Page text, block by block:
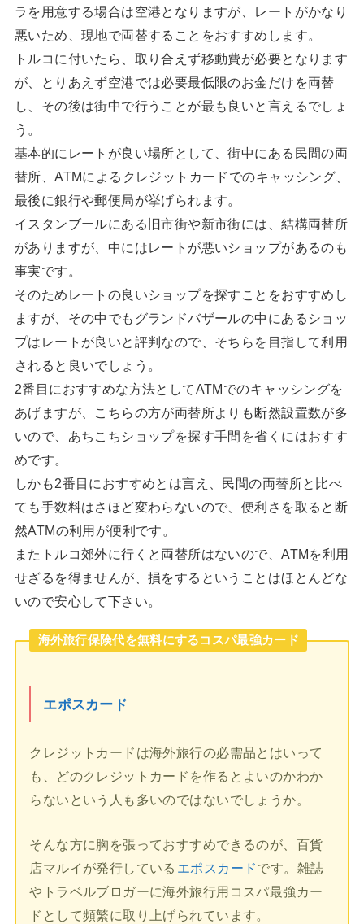
ラを用意する場合は空港となりますが、レートがかなり
悪いため、現地で両替することをおすすめします。
トルコに付いたら、取り合えず移動費が必要となります
が、とりあえず空港では必要最低限のお金だけを両替
し、その後は街中で行うことが最も良いと言えるでしょ
う。
基本的にレートが良い場所として、街中にある民間の両
替所、ATMによるクレジットカードでのキャッシング、
最後に銀行や郵便局が挙げられます。
イスタンブールにある旧市街や新市街には、結構両替所
がありますが、中にはレートが悪いショップがあるのも
事実です。
そのためレートの良いショップを探すことをおすすめし
ますが、その中でもグランドバザールの中にあるショッ
プはレートが良いと評判なので、そちらを目指して利用
されると良いでしょう。
2番目におすすめな方法としてATMでのキャッシングを
あげますが、こちらの方が両替所よりも断然設置数が多
いので、あちこちショップを探す手間を省くにはおすす
めです。
しかも2番目におすすめとは言え、民間の両替所と比べ
ても手数料はさほど変わらないので、便利さを取ると断
然ATMの利用が便利です。
またトルコ郊外に行くと両替所はないので、ATMを利用
せざるを得ませんが、損をするということはほとんどな
いので安心して下さい。
海外旅行保険代を無料にするコスパ最強カード
エポスカード
クレジットカードは海外旅行の必需品とはいって
も、どのクレジットカードを作るとよいのかわか
らないという人も多いのではないでしょうか。
そんな方に胸を張っておすすめできるのが、百貨
店マルイが発行している エポスカードです。雑誌
やトラベルブロガーに海外旅行用コスパ最強カー
ドとして頻繁に取り上げられています。